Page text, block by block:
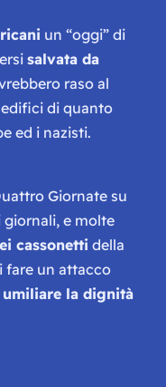
un “oggi” di
salvata da
raso al
di quanto
ed i nazisti.
Giornate su
e molte
cassonetti della
fare un attacco
umiliare la dignità